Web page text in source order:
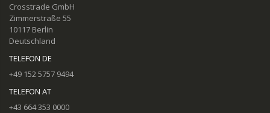
Crosstrade GmbH
Zimmerstraße 55
10117 Berlin
Deutschland
TELEFON DE
+49 152 5757 9494
TELEFON AT
+43 664 353 0000